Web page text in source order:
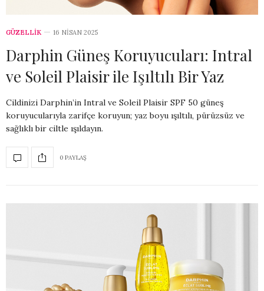
GÜZELLİK 16 NISAN 2025
Darphin Güneş Koruyucuları: Intral
ve Soleil Plaisir ile Işıltılı Bir Yaz
Cildinizi Darphin’in Intral ve Soleil Plaisir SPF 50 güneş
koruyucularıyla zarifçe koruyun; yaz boyu ışıltılı, pürüzsüz ve
sağlıklı bir ciltle ışıldayın.
0 PAYLAŞ